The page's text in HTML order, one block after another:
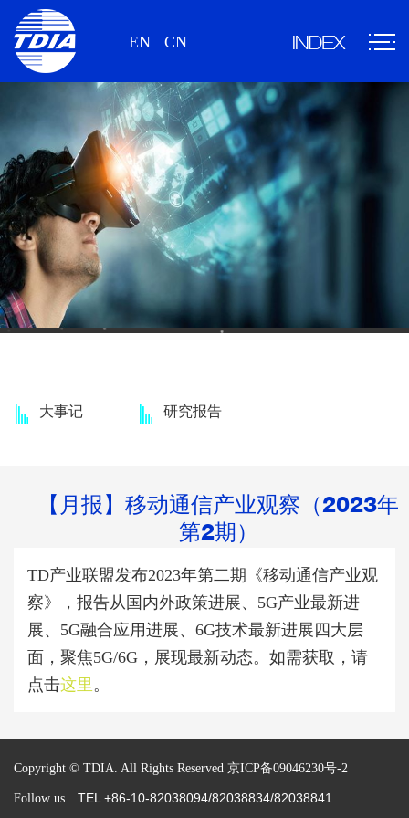
EN CN
大事记 研究报告
【月报】移动通信产业观察（2023年
第2期）
TD产业联盟发布2023年第二期《移动通信产业观
察》，报告从国内外政策进展、5G产业最新进
展、5G融合应用进展、6G技术最新进展四大层
面，聚焦5G/6G，展现最新动态。如需获取，请
点击这里。
Copyright © TDIA. All Rights Reserved 京ICP备09046230号-2
Follow us TEL +86-10-82038094/82038834/82038841